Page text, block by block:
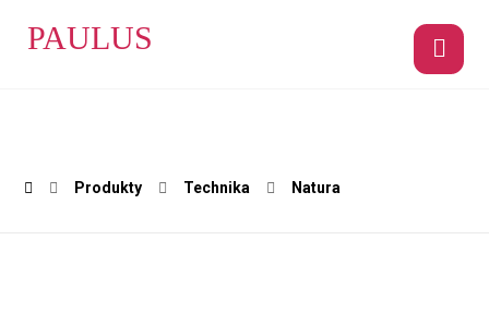
PAULUS
Produkty Technika Natura